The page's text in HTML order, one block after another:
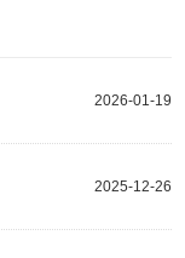
2026-01-19
2025-12-26